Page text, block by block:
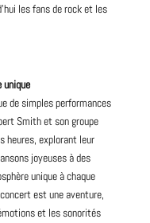
les fans de rock et les
unique
de simples performances
Smith et son groupe
heures, explorant leur
joyeuses à des
unique à chaque
est une aventure,
et les sonorités